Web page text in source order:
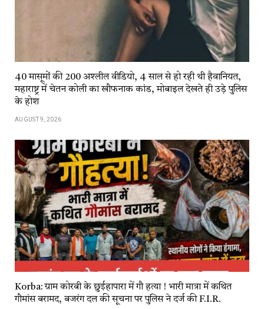
40 मासूमों की 200 अश्लील वीडियो, 4 साल से हो रही थी हैवानियत,
महाराष्ट्र में चेतन कोली का खौफनाक कांड, मोबाइल देखते ही उड़े पुलिस
के होश
AUGUST 9, 2026
Korba: ग्राम कोरबी के छुईहापारा में गौ हत्या ! भारी मात्रा में कथित
गौमांस बरामद, बजरंग दल की सूचना पर पुलिस ने दर्ज की F.I.R.